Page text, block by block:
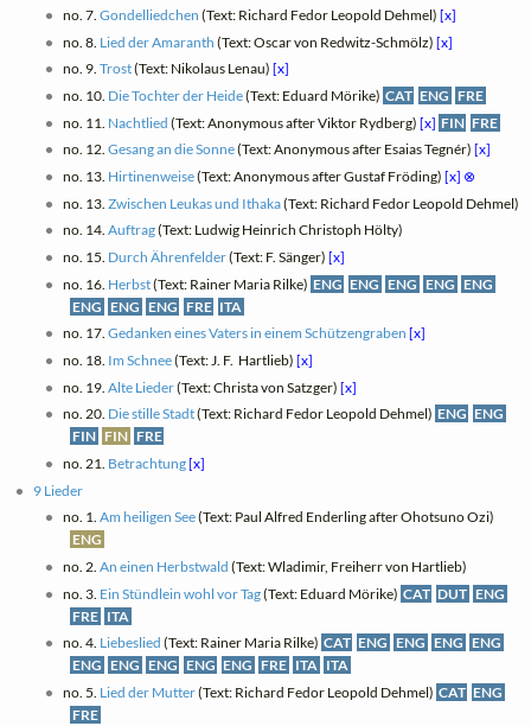
no. 7. Gondelliedchen (Text: Richard Fedor Leopold Dehmel) [x]
no. 8. Lied der Amaranth (Text: Oscar von Redwitz-Schmölz) [x]
no. 9. Trost(Text: Nikolaus Lenau) [x]
no. 10. Die Tochter der Heide(Text: Eduard Mörike) CAT ENG FRE
no. 11. Nachtlied (Text: Anonymous after Viktor Rydberg) [x] FIN FRE
no. 12. Gesang an die Sonne(Text: Anonymous after Esaias Tegnér) [x]
no. 13. Hirtinenweise(Text: Anonymous after Gustaf Fröding) [x] ⊗
no. 13. Zwischen Leukas und Ithaka(Text: Richard Fedor Leopold Dehmel)
no. 14. Auftrag(Text: Ludwig Heinrich Christoph Hölty)
no. 15. Durch Ährenfelder(Text: F. Sänger) [x]
no. 16. Herbst(Text: Rainer Maria Rilke) ENG ENG ENG ENG ENG
ENG ENG ENG FRE ITA
no. 17. Gedanken eines Vaters in einem Schützengraben [x]
no. 18. Im Schnee(Text: J. F. ‎ Hartlieb) [x]
no. 19. Alte Lieder(Text: Christa von Satzger) [x]
no. 20. Die stille Stadt(Text: Richard Fedor Leopold Dehmel) ENG ENG
FIN FIN FRE
no. 21. Betrachtung[x]
9 Lieder
no. 1. Am heiligen See(Text: Paul Alfred Enderling after Ohotsuno Ozi)
ENG
no. 2. An einen Herbstwald (Text: Wladimir, Freiherr von Hartlieb)
no. 3. Ein Stündlein wohl vor Tag(Text: Eduard Mörike) CAT DUT ENG
FRE ITA
no. 4. Liebeslied (Text: Rainer Maria Rilke) CAT ENG ENG ENG ENG
ENG ENG ENG ENG ENG FRE ITA ITA
no. 5. Lied der Mutter(Text: Richard Fedor Leopold Dehmel) CAT ENG
FRE